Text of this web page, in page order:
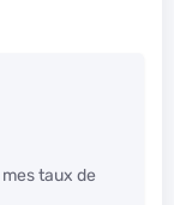
taux de